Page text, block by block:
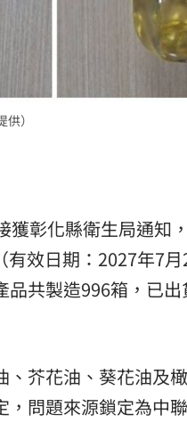
）
彰化縣衛生局通知
效日期：2027年7
共製造996箱，已
芥花油、葵花油及
問題來源鎖定為中